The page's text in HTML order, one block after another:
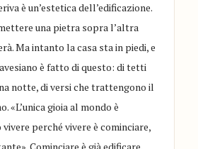
è un’estetica dell’edificazione.
una pietra sopra l’altra
Ma intanto la casa sta in piedi, e
è fatto di questo: di tetti
notte, di versi che trattengono il
«L’unica gioia al mondo è
perché vivere è cominciare,